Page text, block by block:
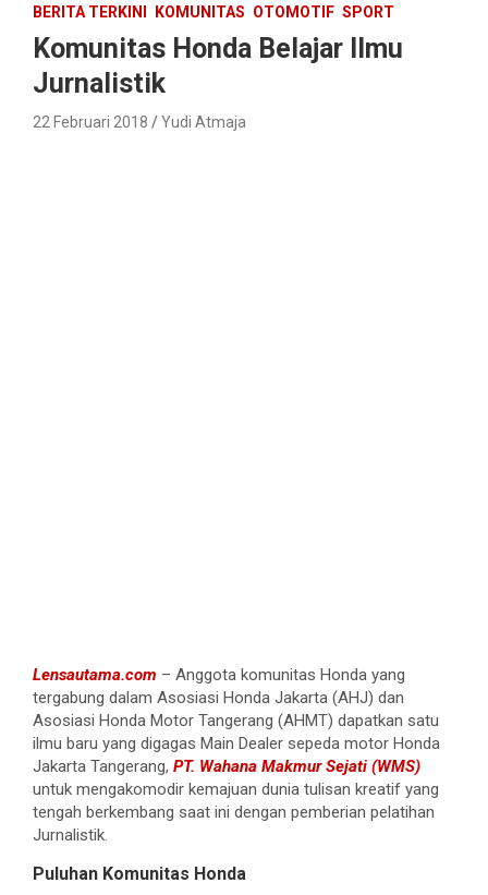
BERITA TERKINI KOMUNITAS OTOMOTIF SPORT
Komunitas Honda Belajar Ilmu
Jurnalistik
22 Februari 2018 Yudi Atmaja
Lensautama.com – Anggota komunitas Honda yang
tergabung dalam Asosiasi Honda Jakarta (AHJ) dan
Asosiasi Honda Motor Tangerang (AHMT) dapatkan satu
ilmu baru yang digagas Main Dealer sepeda motor Honda
Jakarta Tangerang, PT. Wahana Makmur Sejati (WMS)
untuk mengakomodir kemajuan dunia tulisan kreatif yang
tengah berkembang saat ini dengan pemberian pelatihan
Jurnalistik.
Puluhan Komunitas Honda